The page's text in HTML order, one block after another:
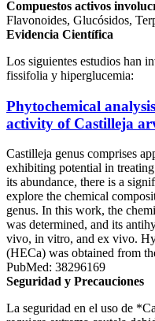
Compuestos activos
Flavonoides, Glucósidos,
Evidencia Científica
Los siguientes estudios han
fissifolia y hiperglucemia:
Phytochemical
activity of Castilleja
Castilleja genus comprises
exhibiting potential in
its abundance, there is a
explore the chemical
genus. In this work, the
was determined, and its
vivo, in vitro, and ex vivo.
(HECa) was obtained from
PubMed: 38296169
Seguridad y Precauciones
La seguridad en el uso de